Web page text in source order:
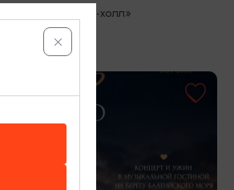
эстрады «Янтарь-холл»